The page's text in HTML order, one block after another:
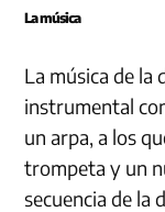
La música
La música de
instrumental
un arpa, a los
trompeta y un
secuencia de la